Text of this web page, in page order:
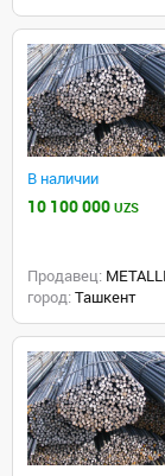
В наличии
10 100 000 UZS
Продавец:
город: Ташкент